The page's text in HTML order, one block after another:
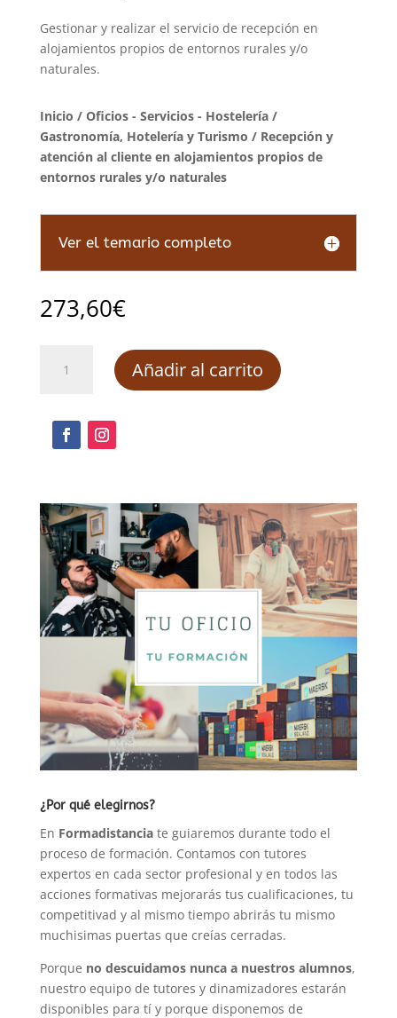
Gestionar y realizar el servicio de recepción en
alojamientos propios de entornos rurales y/o
naturales.
Inicio / Oficios - Servicios - Hostelería/
Gastronomía, Hotelería y Turismo / Recepción y
atención al cliente en alojamientos propios de
entornos rurales y/o naturales
Ver el temario completo
273,60€
cliente
de
entornos
rurales
naturales
cantidad
Añadir al carrito
¿Por qué elegirnos?
En Formadistanciate guiaremos durante todo el
proceso de formación. Contamos con tutores
expertos en cada sector profesional y en todos las
acciones formativas mejorarás tus cualificaciones, tu
competitivad y al mismo tiempo abrirás tu mismo
muchisimas puertas que creías cerradas.
Porque no descuidamos nunca a nuestros alumnos,
nuestro equipo de tutores y dinamizadores estarán
disponibles para tí y porque disponemos de